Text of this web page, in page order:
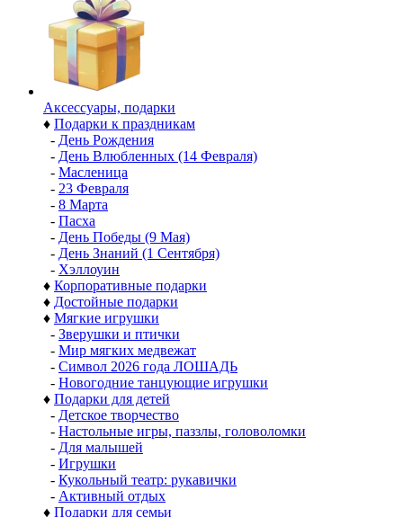
Аксессуары, подарки
♦ Подарки к праздникам
- День Рождения
- День Влюбленных (14 Февраля)
- Масленица
- 23 Февраля
- 8 Марта
- Пасха
- День Победы (9 Мая)
- День Знаний (1 Сентября)
- Хэллоуин
♦ Корпоративные подарки
♦ Достойные подарки
♦ Мягкие игрушки
- Зверушки и птички
- Мир мягких медвежат
- Символ 2026 года ЛОШАДЬ
- Новогодние танцующие игрушки
♦ Подарки для детей
- Детское творчество
- Настольные игры, паззлы, головоломки
- Для малышей
- Игрушки
- Кукольный театр: рукавички
- Активный отдых
♦ Подарки для семьи